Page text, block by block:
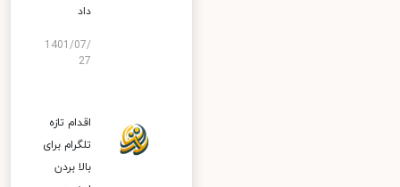
داد
1401/07/
27
اقدام تازه
تلگرام برای
بالا بردن